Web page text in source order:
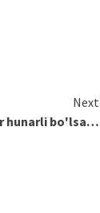
Next
hunarli bo'lsa…